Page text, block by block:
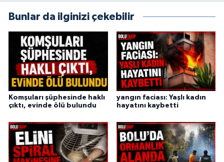
Bunlar da ilginizi çekebilir
Komşuları şüphesinde haklı
çıktı, evinde ölü bulundu
yangın faciası: Yaşlı kadın
hayatını kaybetti